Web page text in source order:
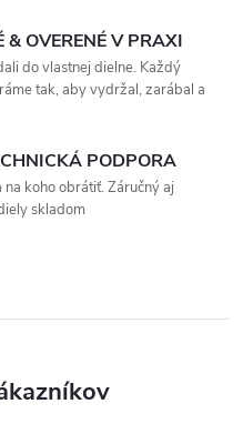
& OVERENÉ V PRAXI
do vlastnej dielne. Každý
tak, aby vydržal, zarábal a
PODPORA
koho obrátiť. Záručný aj
skladom